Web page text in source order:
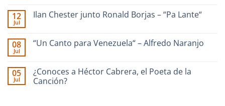
dedicado
–
Interpreta
comentarios
🎹
Iriarte
de
Evaristo
Aparicio
12
Jul
Ilan Chester junto Ronald Borjas – “Pa Lante“
comentarios
en
Ronald
Borjas
–
08
Jul
“Un Canto para Venezuela“ – Alfredo Naranjo
comentarios
en
“Un
Canto
05
Jul
¿Conoces a Héctor Cabrera, el Poeta de la
Canción?